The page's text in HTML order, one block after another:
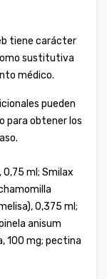
tiene carácter
sustitutiva
médico.
pueden
para obtener los
0,75 ml; Smilax
0,375 ml;
anisum
100 mg; pectina